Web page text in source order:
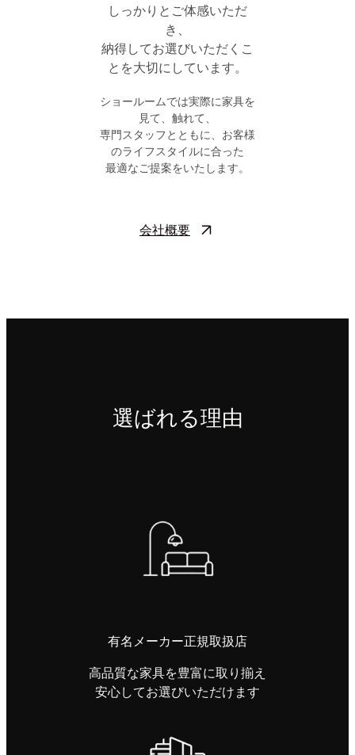
しっかりとご体感いただ
き、
納得してお選びいただくこ
とを大切にしています。
ショールームでは実際に家具を
見て、触れて、
専門スタッフとともに、お客様
のライフスタイルに合った
最適なご提案をいたします。
会社概要
選ばれる理由
有名メーカー正規取扱店
高品質な家具を豊富に取り揃え
安心してお選びいただけます